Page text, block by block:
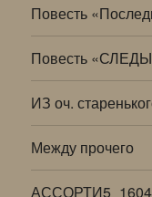
Повесть
Повесть
ИЗ оч.
Между прочего